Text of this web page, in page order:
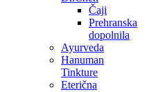
Čaji
Prehranska
dopolnila
Ayurveda
Hanuman
Tinkture
Eterična